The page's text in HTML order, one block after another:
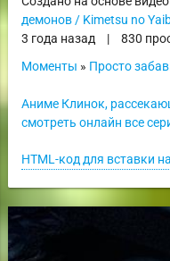
демонов / Kimetsu no
3 года назад
|
830
Моменты » Просто
Аниме Клинок,
смотреть онлайн все
HTML-код для вставки